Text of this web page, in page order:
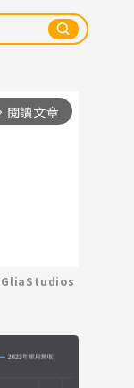
閱讀文章
Mute
GliaStudios